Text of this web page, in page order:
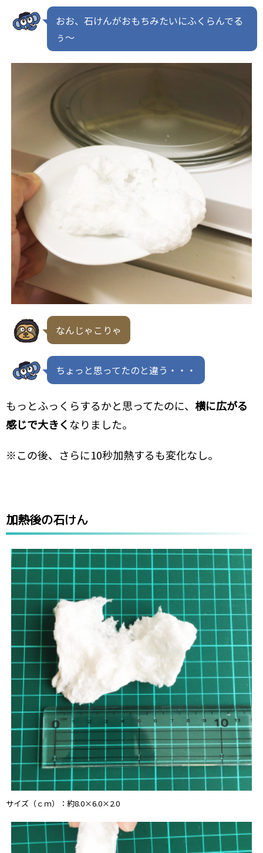
おお、石けんがおもちみたいにふくらんでる
ぅ～
なんじゃこりゃ
ちょっと思ってたのと違う・・・
もっとふっくらするかと思ってたのに、 横に広がる
感じで大きくなりました。
※この後、さらに10秒加熱するも変化なし。
加熱後の石けん
サイズ（ｃｍ）：約8.0×6.0×2.0